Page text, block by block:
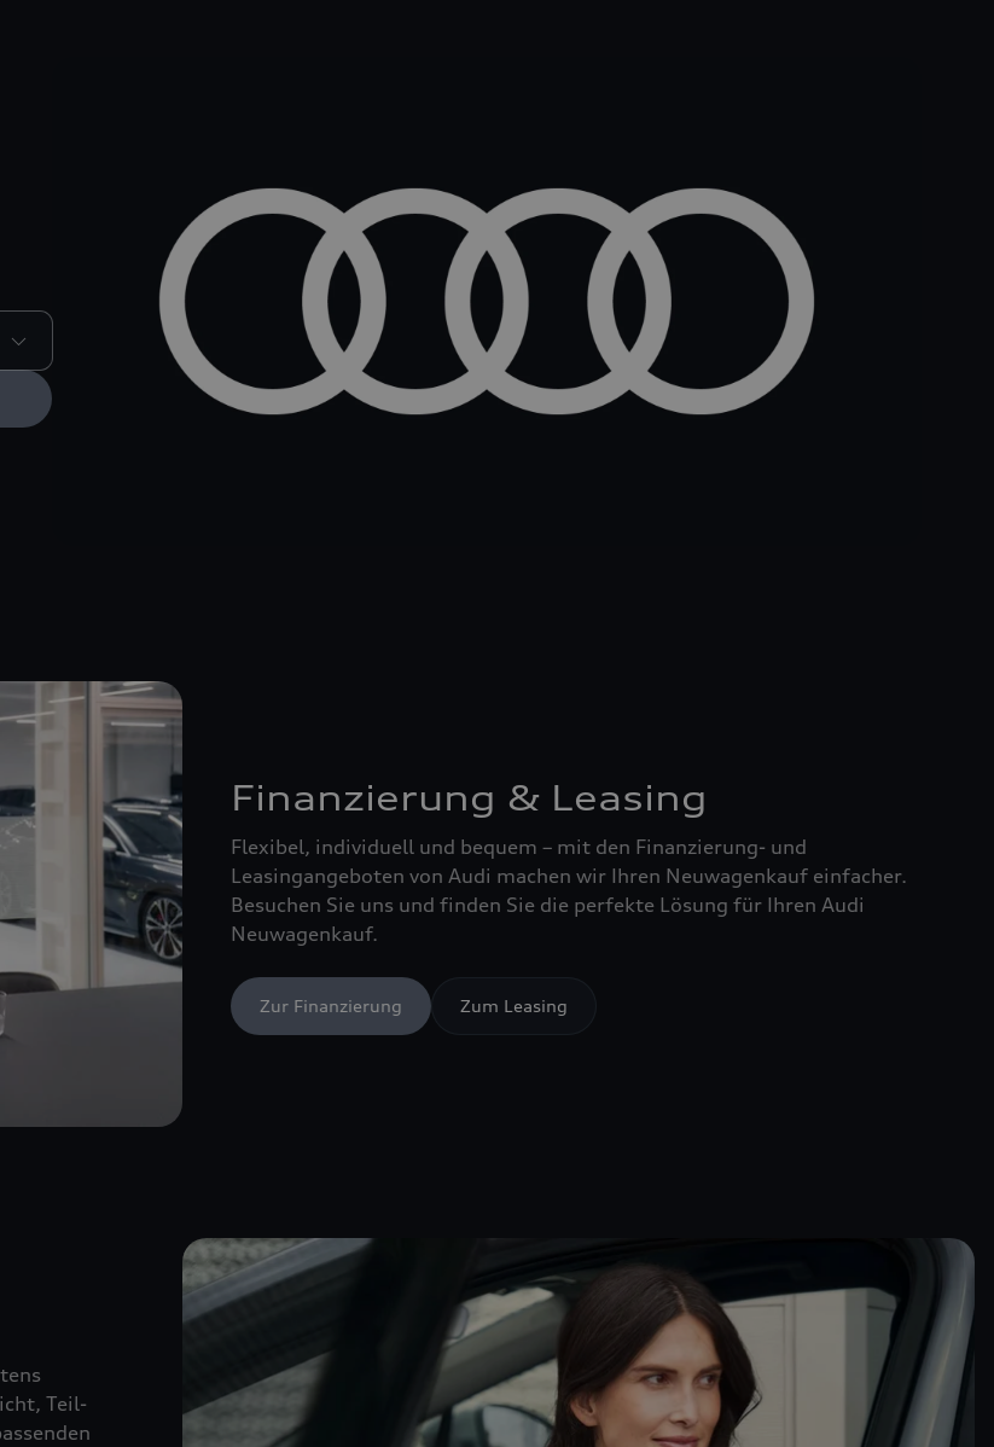
Finanzierung & Leasing
Flexibel, individuell und bequem – mit den Finanzierung- und
Leasingangeboten von Audi machen wir Ihren Neuwagenkauf einfacher.
Besuchen Sie uns und finden Sie die perfekte Lösung für Ihren Audi
Neuwagenkauf.
Zur Finanzierung Zum Leasing
Teil-